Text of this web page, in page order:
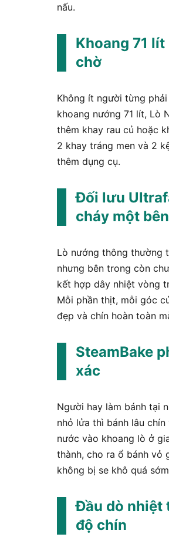
nấu.
Khoang 71
chờ
Không ít người từng
khoang nướng 71 lít, Lò
thêm khay rau củ hoặc
2 khay tráng men và 2
thêm dụng cụ.
Đối lưu
cháy một bên
Lò nướng thông thường
nhưng bên trong còn
kết hợp dây nhiệt vòng
Mỗi phần thịt, mỗi góc
đẹp và chín hoàn toàn
SteamBake
xác
Người hay làm bánh tại
nhỏ lửa thì bánh lâu chín
nước vào khoang lò ở
thành, cho ra ổ bánh vỏ
không bị se khô quá
Đầu dò nhiệt
độ chín